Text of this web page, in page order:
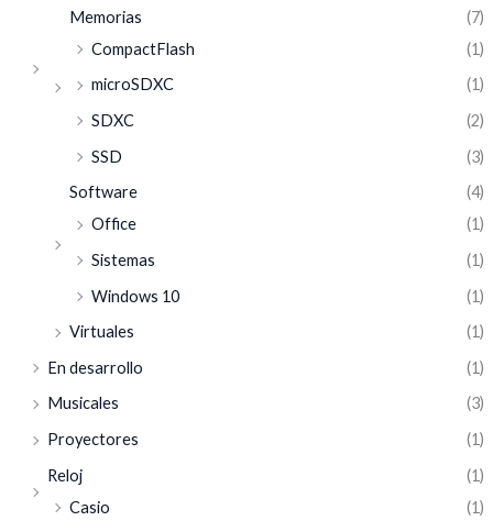
Memorias
(7)
CompactFlash
(1)
microSDXC
(1)
SDXC
(2)
SSD
(3)
Software
(4)
Office
(1)
Sistemas
(1)
Windows 10
(1)
Virtuales
(1)
En desarrollo
(1)
Musicales
(3)
Proyectores
(1)
Reloj
(1)
Casio
(1)